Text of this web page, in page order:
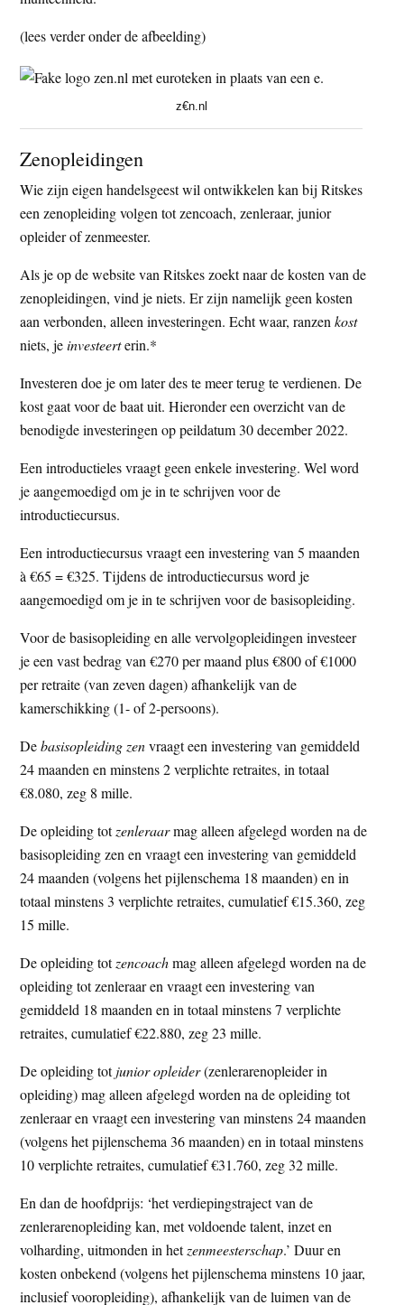
(lees verder onder de afbeelding)
z€n.nl
Zenopleidingen
Wie zijn eigen handelsgeest wil ontwikkelen kan bij Ritskes
een zenopleiding volgen tot zencoach, zenleraar, junior
opleider of zenmeester.
Als je op de website van Ritskes zoekt naar de kosten van de
zenopleidingen, vind je niets. Er zijn namelijk geen kosten
aan verbonden, alleen investeringen. Echt waar, ranzenkost
niets, jeinvesteerterin.*
Investeren doe je om later des te meer terug te verdienen. De
kost gaat voor de baat uit. Hieronder een overzicht van de
benodigde investeringen op peildatum 30 december 2022.
Een introductieles vraagt geen enkele investering. Wel word
je aangemoedigd om je in te schrijven voor de
introductiecursus.
Een introductiecursus vraagt een investering van 5 maanden
à €65 = €325. Tijdens de introductiecursus word je
aangemoedigd om je in te schrijven voor de basisopleiding.
Voor de basisopleiding en alle vervolgopleidingen investeer
je een vast bedrag van €270 per maand plus €800 of €1000
per retraite (van zeven dagen) afhankelijk van de
kamerschikking (1- of 2-persoons).
Debasisopleiding zenvraagt een investering van gemiddeld
24 maanden en minstens 2 verplichte retraites, in totaal
€8.080, zeg 8 mille.
De opleiding totzenleraarmag alleen afgelegd worden na de
basisopleiding zen en vraagt een investering van gemiddeld
24 maanden (volgens het pijlenschema 18 maanden) en in
totaal minstens 3 verplichte retraites, cumulatief €15.360, zeg
15 mille.
De opleiding totzencoachmag alleen afgelegd worden na de
opleiding tot zenleraar en vraagt een investering van
gemiddeld 18 maanden en in totaal minstens 7 verplichte
retraites, cumulatief €22.880, zeg 23 mille.
De opleiding totjunior opleider(zenlerarenopleider in
opleiding) mag alleen afgelegd worden na de opleiding tot
zenleraar en vraagt een investering van minstens 24 maanden
(volgens het pijlenschema 36 maanden) en in totaal minstens
10 verplichte retraites, cumulatief €31.760, zeg 32 mille.
En dan de hoofdprijs: ‘het verdiepingstraject van de
zenlerarenopleiding kan, met voldoende talent, inzet en
volharding, uitmonden in hetzenmeesterschap.’ Duur en
kosten onbekend (volgens het pijlenschema minstens 10 jaar,
inclusief vooropleiding), afhankelijk van de luimen van de